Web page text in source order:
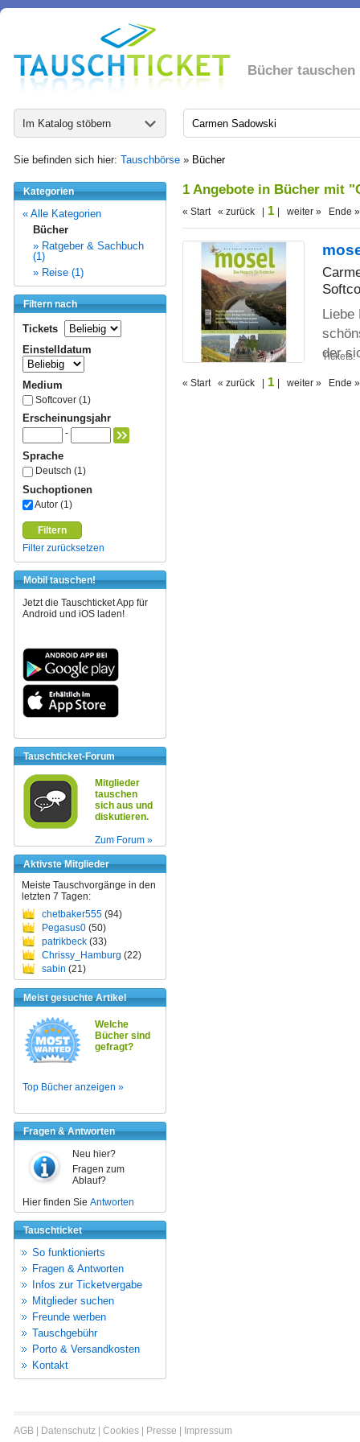
Bücher tauschen
Im Katalog stöbern
Sie befinden sich hier: Tauschbörse » Bücher
Kategorien
« Alle Kategorien
Bücher
» Ratgeber & Sachbuch
(1)
» Reise (1)
Filtern nach
Tickets
Einstelldatum
Medium
Softcover (1)
Erscheinungsjahr
-
Sprache
Deutsch (1)
Suchoptionen
Autor (1)
Filtern
Filter zurücksetzen
Mobil tauschen!
Jetzt die Tauschticket App für
Android und iOS laden!
Tauschticket-Forum
Mitglieder
tauschen
sich aus und
diskutieren.
Zum Forum »
Aktivste Mitglieder
Meiste Tauschvorgänge in den
letzten 7 Tagen:
chetbaker555 (94)
Pegasus0 (50)
patrikbeck (33)
Chrissy_Hamburg (22)
sabin (21)
Meist gesuchte Artikel
Welche
Bücher sind
gefragt?
Top Bücher anzeigen »
Fragen & Antworten
Neu hier?
Fragen zum
Ablauf?
Hier finden Sie Antworten
Tauschticket
So funktionierts
Fragen & Antworten
Infos zur Ticketvergabe
Mitglieder suchen
Freunde werben
Tauschgebühr
Porto & Versandkosten
Kontakt
1 Angebote in Bücher mit
« Start « zurück | 1 | weiter » Ende »
Liebe
der
Tickets:
« Start « zurück | 1 | weiter » Ende »
AGB | Datenschutz | Cookies | Presse | Impressum